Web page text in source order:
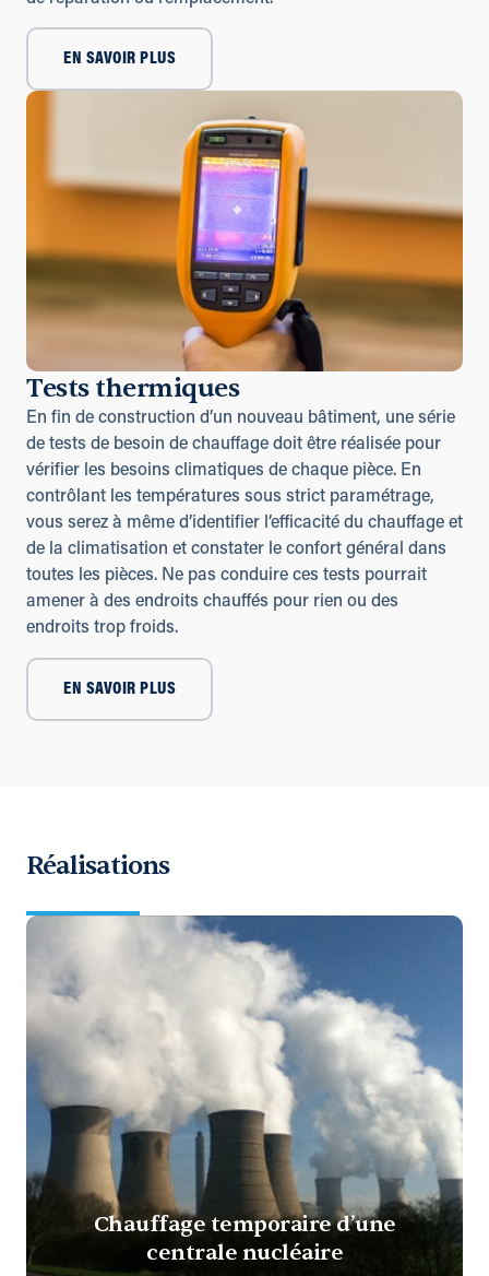
EN SAVOIR PLUS
Tests thermiques
En fin de construction d’un nouveau bâtiment, une série
de tests de besoin de chauffage doit être réalisée pour
vérifier les besoins climatiques de chaque pièce. En
contrôlant les températures sous strict paramétrage,
vous serez à même d’identifier l’efficacité du chauffage et
de la climatisation et constater le confort général dans
toutes les pièces. Ne pas conduire ces tests pourrait
amener à des endroits chauffés pour rien ou des
endroits trop froids.
EN SAVOIR PLUS
Réalisations
Chauffage temporaire d’une
centrale nucléaire